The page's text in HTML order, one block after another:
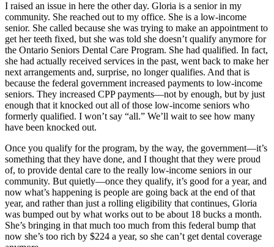
I raised an issue in here the other day. Gloria is a senior in my
community. She reached out to my office. She is a low-income
senior. She called because she was trying to make an appointment to
get her teeth fixed, but she was told she doesn’t qualify anymore for
the Ontario Seniors Dental Care Program. She had qualified. In fact,
she had actually received services in the past, went back to make her
next arrangements and, surprise, no longer qualifies. And that is
because the federal government increased payments to low-income
seniors. They increased CPP payments—not by enough, but by just
enough that it knocked out all of those low-income seniors who
formerly qualified. I won’t say “all.” We’ll wait to see how many
have been knocked out.
Once you qualify for the program, by the way, the government—it’s
something that they have done, and I thought that they were proud
of, to provide dental care to the really low-income seniors in our
community. But quietly—once they qualify, it’s good for a year, and
now what’s happening is people are going back at the end of that
year, and rather than just a rolling eligibility that continues, Gloria
was bumped out by what works out to be about 18 bucks a month.
She’s bringing in that much too much from this federal bump that
now she’s too rich by $224 a year, so she can’t get dental coverage